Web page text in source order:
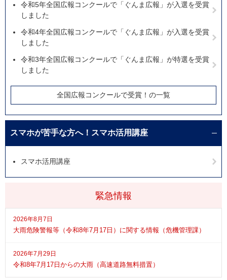
緊急情報
2026年8月7日
大雨危険警報等（令和8年7月17日）に関する情報（危機管理課）
2026年7月29日
令和8年7月17日からの大雨（高速道路無料措置）
令和5年全国広報コンクールで「ぐんま広報」が入選を受賞
しました
令和4年全国広報コンクールで「ぐんま広報」が入選を受賞
しました
令和3年全国広報コンクールで「ぐんま広報」が特選を受賞
しました
全国広報コンクールで受賞！の一覧
スマホが苦手な方へ！スマホ活用講座
スマホ活用講座